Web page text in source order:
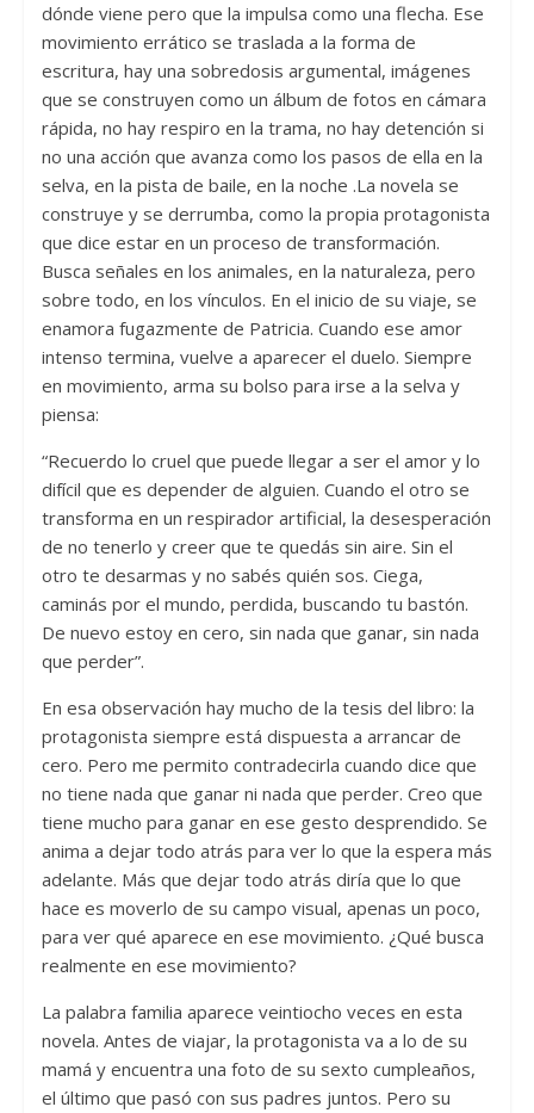
dónde viene pero que la impulsa como una flecha. Ese
movimiento errático se traslada a la forma de
escritura, hay una sobredosis argumental, imágenes
que se construyen como un álbum de fotos en cámara
rápida, no hay respiro en la trama, no hay detención si
no una acción que avanza como los pasos de ella en la
selva, en la pista de baile, en la noche .La novela se
construye y se derrumba, como la propia protagonista
que dice estar en un proceso de transformación.
Busca señales en los animales, en la naturaleza, pero
sobre todo, en los vínculos. En el inicio de su viaje, se
enamora fugazmente de Patricia. Cuando ese amor
intenso termina, vuelve a aparecer el duelo. Siempre
en movimiento, arma su bolso para irse a la selva y
piensa:
“Recuerdo lo cruel que puede llegar a ser el amor y lo
difícil que es depender de alguien. Cuando el otro se
transforma en un respirador artificial, la desesperación
de no tenerlo y creer que te quedás sin aire. Sin el
otro te desarmas y no sabés quién sos. Ciega,
caminás por el mundo, perdida, buscando tu bastón.
De nuevo estoy en cero, sin nada que ganar, sin nada
que perder”.
En esa observación hay mucho de la tesis del libro: la
protagonista siempre está dispuesta a arrancar de
cero. Pero me permito contradecirla cuando dice que
no tiene nada que ganar ni nada que perder. Creo que
tiene mucho para ganar en ese gesto desprendido. Se
anima a dejar todo atrás para ver lo que la espera más
adelante. Más que dejar todo atrás diría que lo que
hace es moverlo de su campo visual, apenas un poco,
para ver qué aparece en ese movimiento. ¿Qué busca
realmente en ese movimiento?
La palabra familia aparece veintiocho veces en esta
novela. Antes de viajar, la protagonista va a lo de su
mamá y encuentra una foto de su sexto cumpleaños,
el último que pasó con sus padres juntos. Pero su